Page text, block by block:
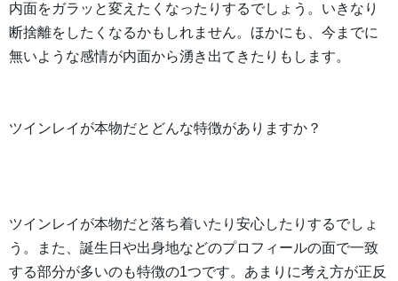
内面をガラッと変えたくなったりするでしょう。いきなり
断捨離をしたくなるかもしれません。ほかにも、今までに
無いような感情が内面から湧き出てきたりもします。
ツインレイが本物だとどんな特徴がありますか？
ツインレイが本物だと落ち着いたり安心したりするでしょ
う。また、誕生日や出身地などのプロフィールの面で一致
する部分が多いのも特徴の1つです。あまりに考え方が正反